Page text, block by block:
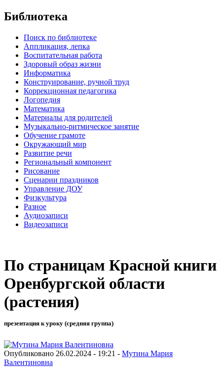
Библиотека
Поиск по библиотеке
Аппликация, лепка
Воспитательная работа
Здоровый образ жизни
Информатика
Конструирование, ручной труд
Коррекционная педагогика
Логопедия
Математика
Материалы для родителей
Музыкально-ритмическое занятие
Обучение грамоте
Окружающий мир
Развитие речи
Региональный компонент
Рисование
Сценарии праздников
Управление ДОУ
Физкультура
Разное
Аудиозаписи
Видеозаписи
По страницам Красной книги
Оренбургской области
(растения)
презентация к уроку (средняя группа)
Опубликовано 26.02.2024 - 19:21 - Мутина Мария
Валентиновна